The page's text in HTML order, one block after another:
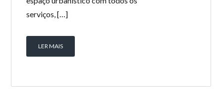
serviços, […]
LER MAIS